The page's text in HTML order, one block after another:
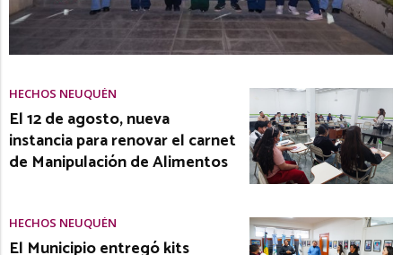
HECHOS NEUQUÉN
El 12 de agosto, nueva
instancia para renovar el carnet
de Manipulación de Alimentos
HECHOS NEUQUÉN
El Municipio entregó kits